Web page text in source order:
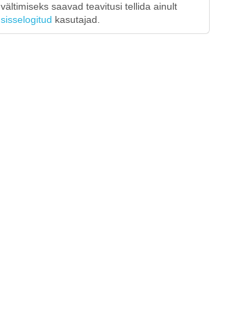
vältimiseks saavad teavitusi tellida ainult
sisselogitud kasutajad.